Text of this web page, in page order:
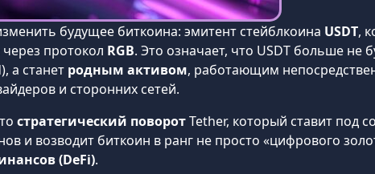
будущее биткоина: эмитент стейблкоина USDT,
протокол RGB. Это означает, что USDT больше не
а станет родным активом, работающим
и сторонних сетей.
стратегический поворотTether, который ставит под
и возводит биткоин в ранг не просто «цифрового
(DeFi).